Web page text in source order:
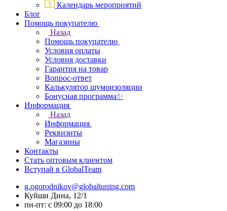
Календарь мероприятий
Блог
Помощь покупателю
Назад
Помощь покупателю
Условия оплаты
Условия доставки
Гарантия на товар
Вопрос-ответ
Калькулятор шумоизоляции
Бонусная программа✨
Информация
Назад
Информация
Реквизиты
Магазины
Контакты
Стать оптовым клиентом
Вступай в GlobalTeam
g.ogorodnikov@globaltuning.com
Куйши Дина, 12/1
пн-пт: с 09:00 до 18:00